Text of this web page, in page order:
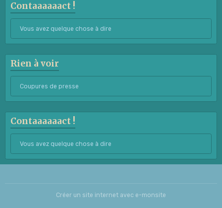
Contaaaaaact !
Vous avez quelque chose à dire
Rien à voir
Coupures de presse
Contaaaaaact !
Vous avez quelque chose à dire
Créer un site internet avec e-monsite